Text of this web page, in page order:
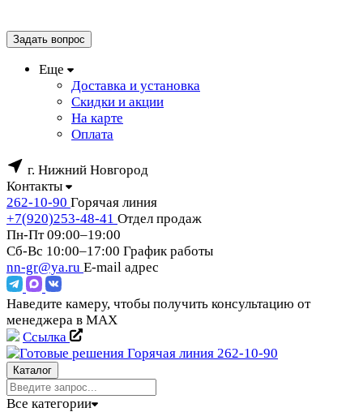
Задать вопрос
Еще
Доставка и установка
Скидки и акции
На карте
Оплата
г. Нижний Новгород
Контакты
262-10-90 Горячая линия
+7(920)253-48-41 Отдел продаж
Пн-Пт 09:00–19:00
Сб-Вс 10:00–17:00 График работы
nn-gr@ya.ru E-mail адрес
Наведите камеру, чтобы получить консультацию от
менеджера в MAX
Ссылка
Горячая линия 262-10-90
Каталог
Все категории